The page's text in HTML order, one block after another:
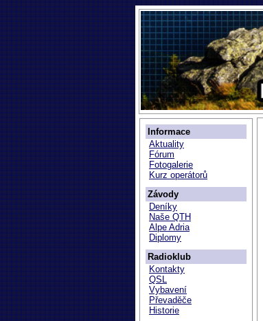
Informace
Aktuality
Fórum
Fotogalerie
Kurz operátorů
Závody
Deníky
Naše QTH
Alpe Adria
Diplomy
Radioklub
Kontakty
QSL
Vybavení
Převaděče
Historie